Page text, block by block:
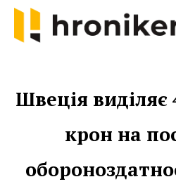
Skip
content
Швеція виділяє
крон на